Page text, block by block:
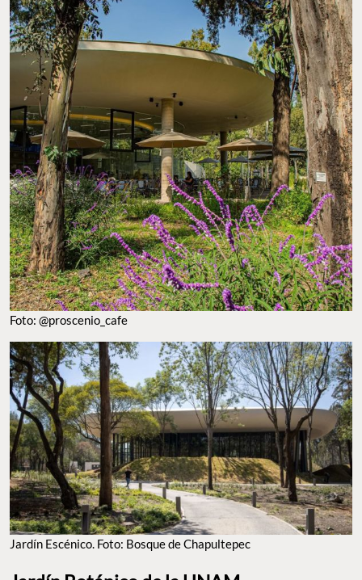
Foto: @proscenio_cafe
Jardín Escénico. Foto: Bosque de Chapultepec